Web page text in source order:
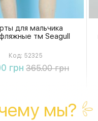
для мальчика
тм Seagull
Код: 52325
грн 365.00 грн
Купить
мы?